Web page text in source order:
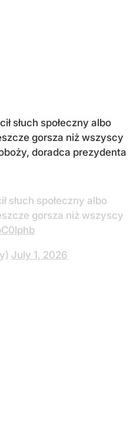
słuch społeczny albo
gorsza niż wszyscy
doradca prezydenta
słuch społeczny albo
gorsza niż wszyscy
July 1, 2026